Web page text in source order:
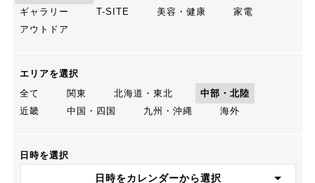
ギャラリー
T-SITE 美容・健康
家電
アウトドア
エリアを選択
全て
関東 北海道・東北
中部・北陸
近畿
中国・四国 九州・沖縄 海外
日時を選択
日時をカレンダーから選択